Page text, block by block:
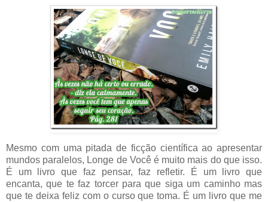
Mesmo com uma pitada de ficção científica ao apresentar
mundos paralelos, Longe de Você é muito mais do que isso.
É um livro que faz pensar, faz refletir. É um livro que
encanta, que te faz torcer para que siga um caminho mas
que te deixa feliz com o curso que toma. É um livro que me